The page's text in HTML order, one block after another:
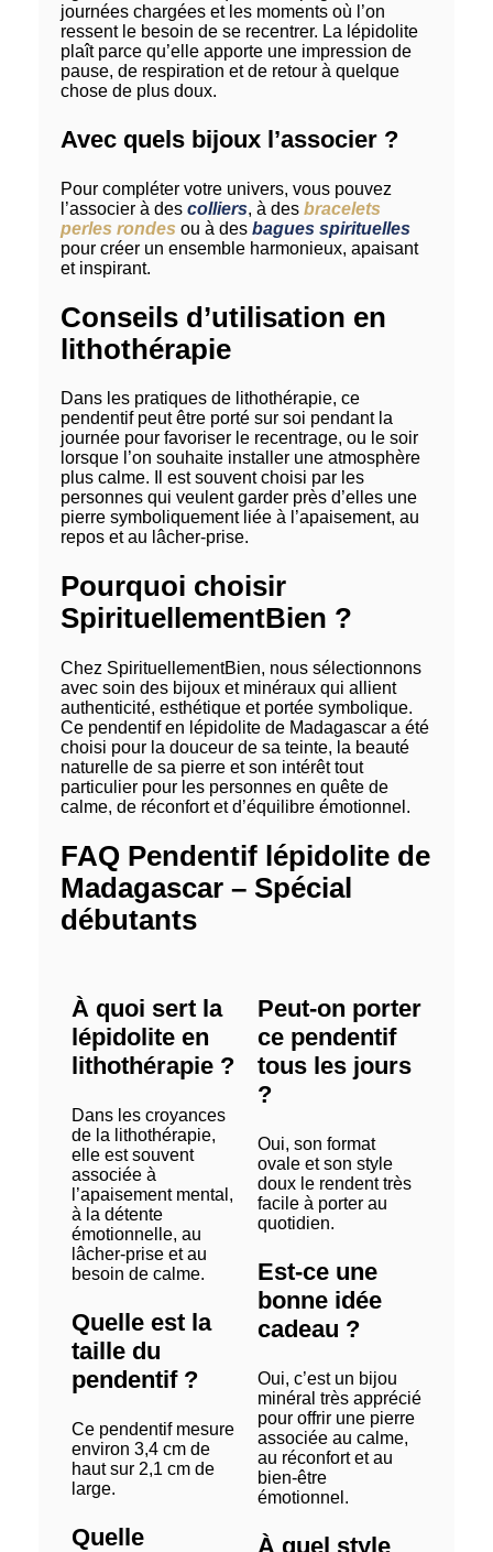
journées chargées et les moments où l’on
ressent le besoin de se recentrer. La lépidolite
plaît parce qu’elle apporte une impression de
pause, de respiration et de retour à quelque
chose de plus doux.
Avec quels bijoux l’associer ?
Pour compléter votre univers, vous pouvez
l’associer à des colliers, à des bracelets
perles rondes ou à des bagues spirituelles
pour créer un ensemble harmonieux, apaisant
et inspirant.
Conseils d’utilisation en
lithothérapie
Dans les pratiques de lithothérapie, ce
pendentif peut être porté sur soi pendant la
journée pour favoriser le recentrage, ou le soir
lorsque l’on souhaite installer une atmosphère
plus calme. Il est souvent choisi par les
personnes qui veulent garder près d’elles une
pierre symboliquement liée à l’apaisement, au
repos et au lâcher-prise.
Pourquoi choisir
SpirituellementBien ?
Chez SpirituellementBien, nous sélectionnons
avec soin des bijoux et minéraux qui allient
authenticité, esthétique et portée symbolique.
Ce pendentif en lépidolite de Madagascar a été
choisi pour la douceur de sa teinte, la beauté
naturelle de sa pierre et son intérêt tout
particulier pour les personnes en quête de
calme, de réconfort et d’équilibre émotionnel.
FAQ Pendentif lépidolite de
Madagascar – Spécial
débutants
À quoi sert la
lépidolite en
lithothérapie ?
Dans les croyances
de la lithothérapie,
elle est souvent
associée à
l’apaisement mental,
à la détente
émotionnelle, au
lâcher-prise et au
besoin de calme.
Quelle est la
taille du
pendentif ?
Ce pendentif mesure
environ 3,4 cm de
haut sur 2,1 cm de
large.
Quelle
Peut-on porter
ce pendentif
tous les jours
?
Oui, son format
ovale et son style
doux le rendent très
facile à porter au
quotidien.
Est-ce une
bonne idée
cadeau ?
Oui, c’est un bijou
minéral très apprécié
pour offrir une pierre
associée au calme,
au réconfort et au
bien-être
émotionnel.
À quel style